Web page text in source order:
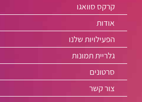
קרקס סוואגו
אודות
הפעילויות שלנו
גלריית תמונות
סרטונים
צור קשר